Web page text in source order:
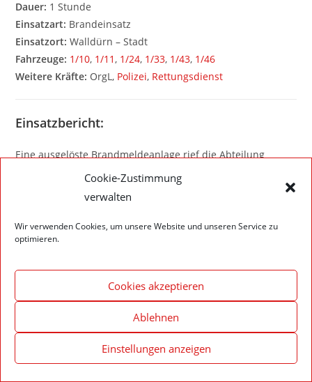
Cookie-Zustimmung
verwalten
Wir verwenden Cookies, um unsere Website und unseren Service zu
optimieren.
Cookies akzeptieren
Ablehnen
Einstellungen anzeigen
Dauer: 1 Stunde
Einsatzart: Brandeinsatz
Einsatzort: Walldürn – Stadt
Fahrzeuge: 1/10, 1/11, 1/24, 1/33, 1/43, 1/46
Weitere Kräfte: OrgL, Polizei, Rettungsdienst
Einsatzbericht:
Eine ausgelöste Brandmeldeanlage rief die Abteilung
Walldürn zu sich. Nach genauem Erkunden des gesamten
Gebäudes durch mehrere Trupps, konnte kein
Einsatzstelle wieder verlassen.
Impressum – Datenschutzerklärung Cookie-Richtlinie (EU)